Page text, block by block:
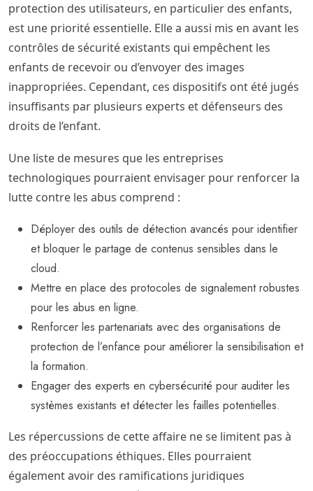
protection des utilisateurs, en particulier des enfants,
est une priorité essentielle. Elle a aussi mis en avant les
contrôles de sécurité existants qui empêchent les
enfants de recevoir ou d’envoyer des images
inappropriées. Cependant, ces dispositifs ont été jugés
insuffisants par plusieurs experts et défenseurs des
droits de l’enfant.
Une liste de mesures que les entreprises
technologiques pourraient envisager pour renforcer la
lutte contre les abus comprend :
Déployer des outils de détection avancés pour identifier
et bloquer le partage de contenus sensibles dans le
cloud.
Mettre en place des protocoles de signalement robustes
pour les abus en ligne.
Renforcer les partenariats avec des organisations de
protection de l’enfance pour améliorer la sensibilisation et
la formation.
Engager des experts en cybersécurité pour auditer les
systèmes existants et détecter les failles potentielles.
Les répercussions de cette affaire ne se limitent pas à
des préoccupations éthiques. Elles pourraient
également avoir des ramifications juridiques